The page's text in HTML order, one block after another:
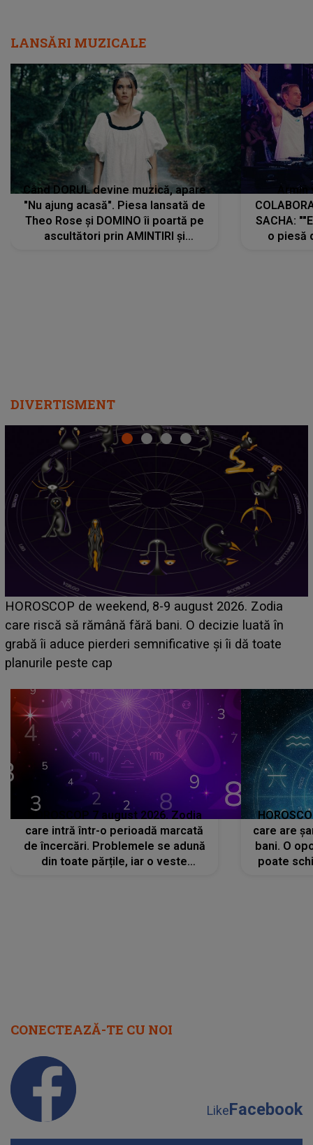
LANSĂRI MUZICALE
Când DORUL devine muzică, apare
"Nu ajung acasă". Piesa lansată de
Theo Rose și DOMINO îi poartă pe
ascultători prin AMINTIRI și
SACHA:
o piesă
DIVERTISMENT
Emanuel a ținut ACEST DETALIU ASCUNS până
acum! În fața Alexandrei, concurentul din Casa Iubirii
face o MĂRTURISIRE NEAȘTEPTATĂ despre mama
sa: "I-am spus și ei în față, eu nu te iubesc pentru
HOROSCOP 7 august 2026. Zodia
care intră într-o perioadă marcată
de încercări. Problemele se adună
din toate părțile, iar o veste
care are
bani. O
poate
CONECTEAZĂ-TE CU NOI
LikeFacebook